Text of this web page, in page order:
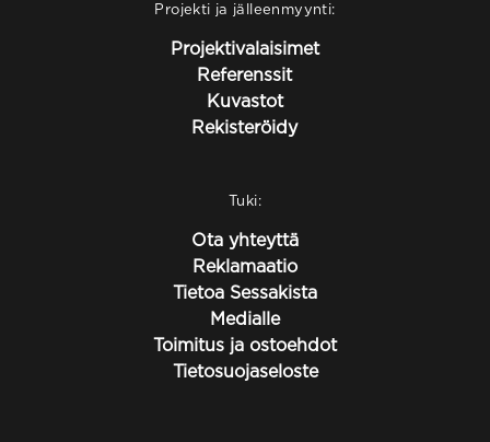
Projekti ja jälleenmyynti:
Projektivalaisimet
Referenssit
Kuvastot
Rekisteröidy
Tuki:
Ota yhteyttä
Reklamaatio
Tietoa Sessakista
Medialle
Toimitus ja ostoehdot
Tietosuojaseloste